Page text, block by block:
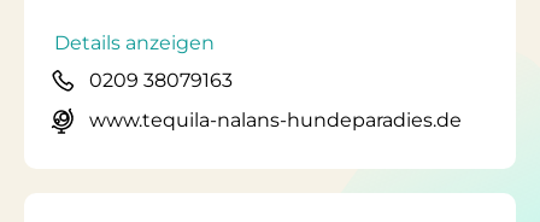
Details anzeigen
0209 38079163
www.tequila-nalans-hundeparadies.de